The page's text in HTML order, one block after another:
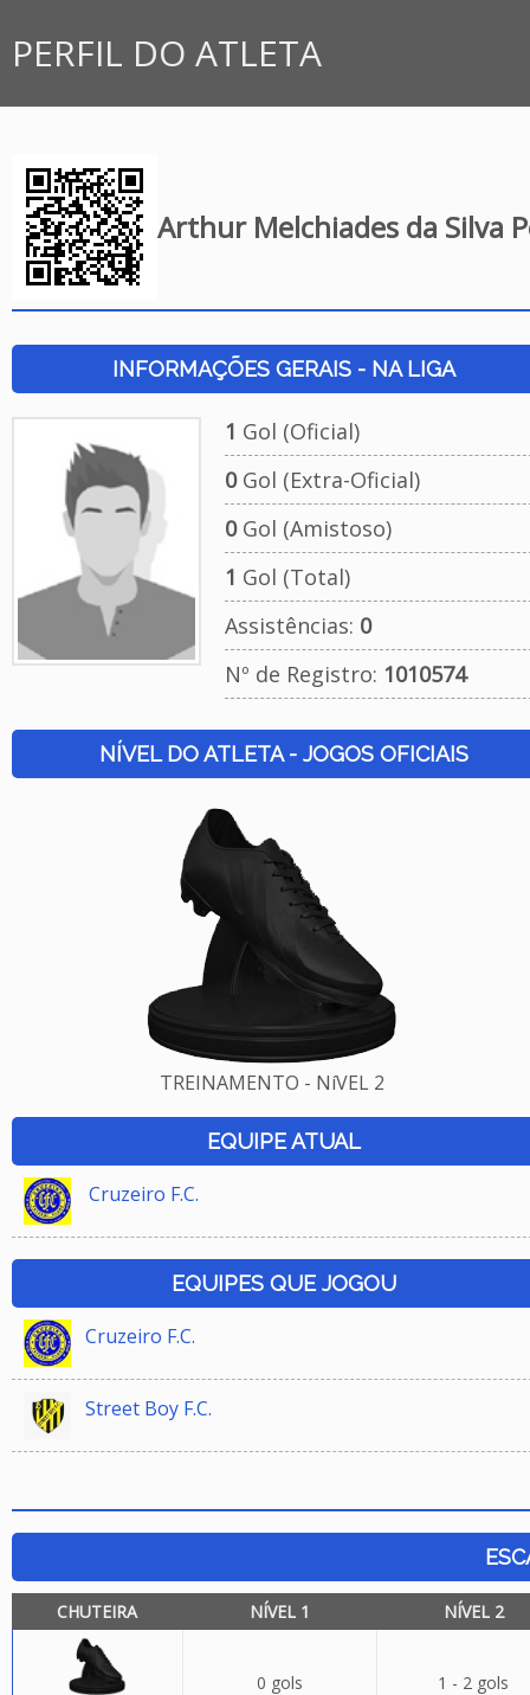
PERFIL DO ATLETA
Arthur Melchiades da Silva
INFORMAÇÕES GERAIS - NA LIGA
1 Gol (Oficial)
0Gol (Extra-Oficial)
0Gol (Amistoso)
1 Gol (Total)
Assistências: 0
Nº de Registro: 1010574
NÍVEL DO ATLETA - JOGOS OFICIAIS
TREINAMENTO - NíVEL 2
EQUIPE ATUAL
Cruzeiro F.C.
EQUIPES QUE JOGOU
Cruzeiro F.C.
Street Boy F.C.
CHUTEIRA NÍVEL 1 NÍVEL 2
0 gols 1 - 2 gols